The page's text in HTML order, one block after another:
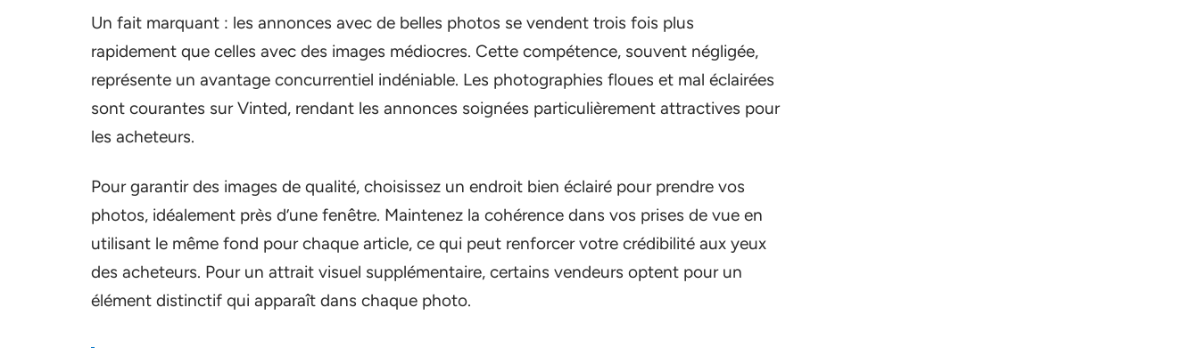
Un fait marquant : les annonces avec de belles photos se vendent trois fois plus
rapidement que celles avec des images médiocres. Cette compétence, souvent négligée,
représente un avantage concurrentiel indéniable. Les photographies floues et mal éclairées
sont courantes sur Vinted, rendant les annonces soignées particulièrement attractives pour
les acheteurs.
Pour garantir des images de qualité, choisissez un endroit bien éclairé pour prendre vos
photos, idéalement près d’une fenêtre. Maintenez la cohérence dans vos prises de vue en
utilisant le même fond pour chaque article, ce qui peut renforcer votre crédibilité aux yeux
des acheteurs. Pour un attrait visuel supplémentaire, certains vendeurs optent pour un
élément distinctif qui apparaît dans chaque photo.